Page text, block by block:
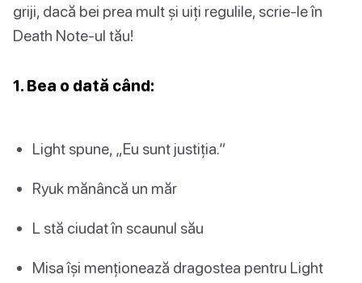
griji, dacă bei prea mult și uiți regulile, scrie-le în
Death Note-ul tău!
1. Bea o dată când:
Light spune, „Eu sunt justiția.”
Ryuk mănâncă un măr
L stă ciudat în scaunul său
Misa își menționează dragostea pentru Light